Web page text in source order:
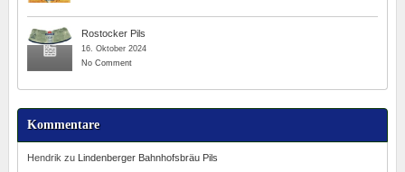
Rostocker Pils
16. Oktober 2024
No Comment
Kommentare
Hendrik zu Lindenberger Bahnhofsbräu Pils